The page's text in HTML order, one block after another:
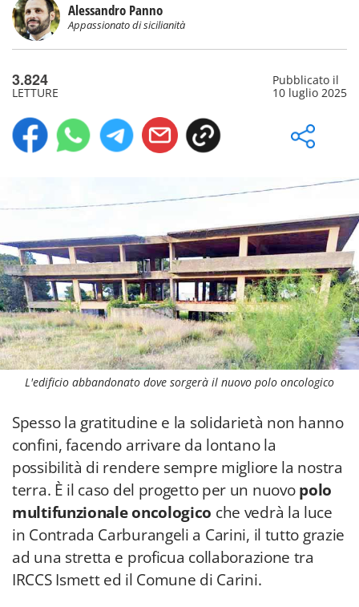
Alessandro Panno
Appassionato di sicilianità
3.824
LETTURE
Pubblicato il
10 luglio 2025
L'edificio abbandonato dove sorgerà il nuovo polo oncologico
Spesso la gratitudine e la solidarietà non hanno
confini, facendo arrivare da lontano la
possibilità di rendere sempre migliore la nostra
terra. È il caso del progetto per un nuovopolo
multifunzionale oncologico che vedrà la luce
in Contrada Carburangeli a Carini, il tutto grazie
ad una stretta e proficua collaborazione tra
IRCCS Ismett ed il Comune di Carini.